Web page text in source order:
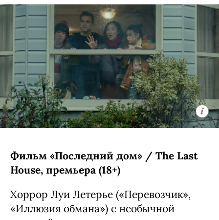
Фильм «Последний дом» / The Last
House, премьера (18+)
Хоррор Луи Летерье («Перевозчик»,
«Иллюзия обмана») с необычной